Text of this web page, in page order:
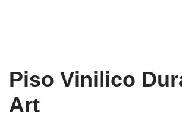
Piso Vinilico
Art